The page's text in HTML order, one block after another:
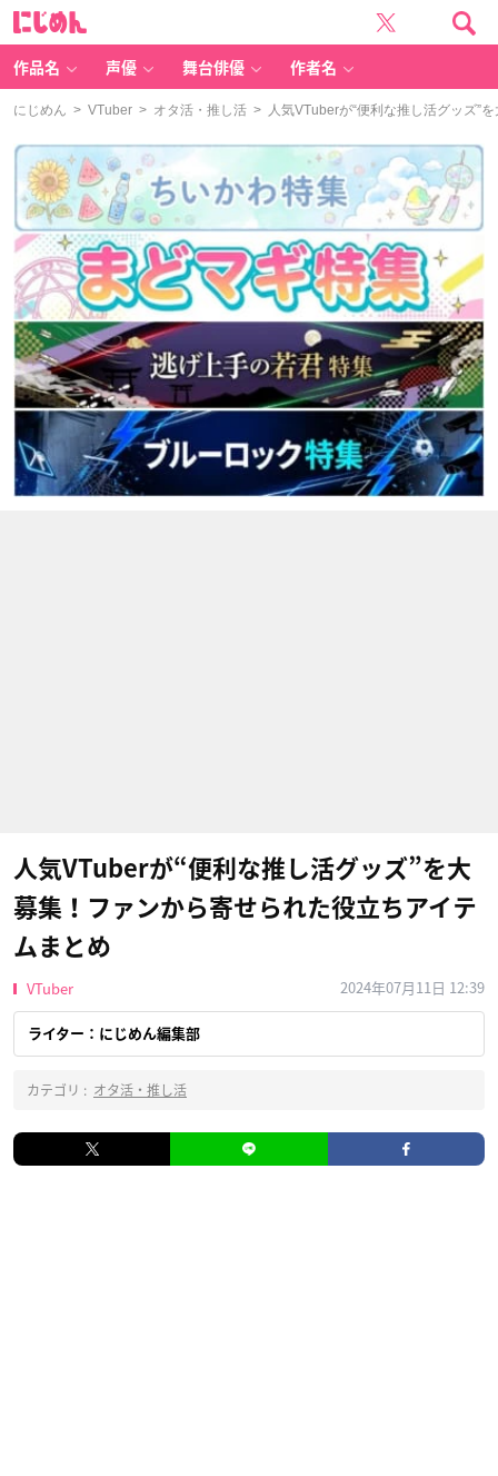
作品名 声優 舞台俳優 作者名
にじめん > VTuber > オタ活・推し活 > 人気VTuberが“便利な推し活グッズ”
人気VTuberが“便利な推し活グッズ”を大
募集！ファンから寄せられた役立ちアイテ
ムまとめ
VTuber 2024年07月11日 12:39
ライター：にじめん編集部
カテゴリ : オタ活・推し活